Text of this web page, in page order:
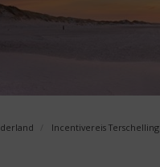
Incentivereis Terschelling